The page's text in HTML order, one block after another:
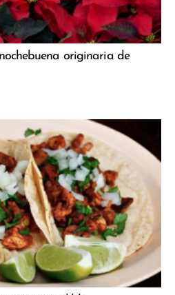
originaria de